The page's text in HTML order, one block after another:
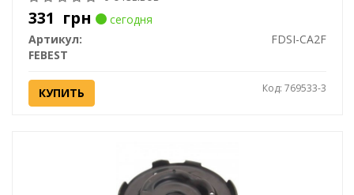
331 грн
сегодня
Артикул:
FDSI-CA2F
FEBEST
КУПИТЬ Код: 769533-3